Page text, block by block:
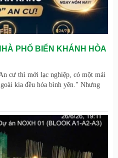
PHỐ BIỂN KHÁNH HÒA
cư thì mới lạc nghiệp, có một mái
kia đều hóa bình yên." Nhưng